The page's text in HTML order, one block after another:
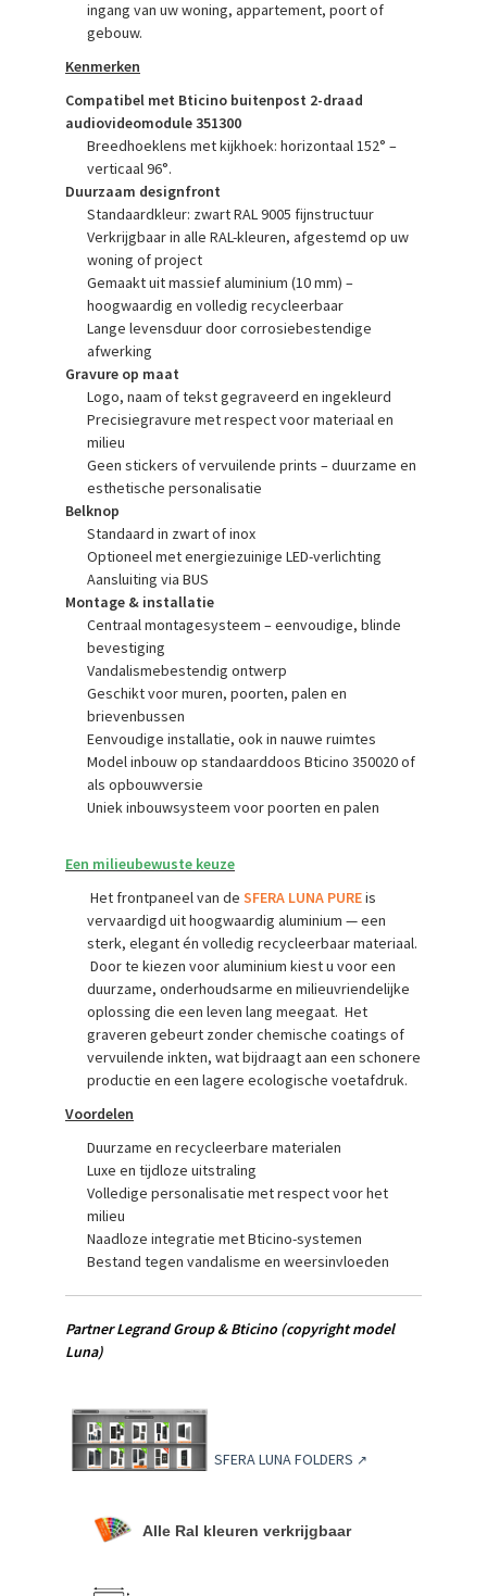
ingang van uw woning, appartement, poort of
gebouw.
Kenmerken
Compatibel met Bticino buitenpost 2-draad
audiovideomodule 351300
Breedhoeklens met kijkhoek: horizontaal 152° –
verticaal 96°.
Duurzaam designfront
Standaardkleur: zwart RAL 9005 fijnstructuur
Verkrijgbaar in alle RAL-kleuren, afgestemd op uw
woning of project
Gemaakt uit massief aluminium (10 mm) –
hoogwaardig en volledig recycleerbaar
Lange levensduur door corrosiebestendige
afwerking
Gravure op maat
Logo, naam of tekst gegraveerd en ingekleurd
Precisiegravure met respect voor materiaal en
milieu
Geen stickers of vervuilende prints – duurzame en
esthetische personalisatie
Belknop
Standaard in zwart of inox
Optioneel met energiezuinige LED-verlichting
Aansluiting via BUS
Montage & installatie
Centraal montagesysteem – eenvoudige, blinde
bevestiging
Vandalismebestendig ontwerp
Geschikt voor muren, poorten, palen en
brievenbussen
Eenvoudige installatie, ook in nauwe ruimtes
Model inbouw op standaarddoos Bticino 350020 of
als opbouwversie
Uniek inbouwsysteem voor poorten en palen
Een milieubewuste keuze
Het frontpaneel van de SFERA LUNA PUREis
vervaardigd uit hoogwaardig aluminium — een
sterk, elegant én volledig recycleerbaar materiaal.
Door te kiezen voor aluminium kiest u voor een
duurzame, onderhoudsarme en milieuvriendelijke
oplossing die een leven lang meegaat. Het
graveren gebeurt zonder chemische coatings of
vervuilende inkten, wat bijdraagt aan een schonere
productie en een lagere ecologische voetafdruk.
Voordelen
Duurzame en recycleerbare materialen
Luxe en tijdloze uitstraling
Volledige personalisatie met respect voor het
milieu
Naadloze integratie met Bticino-systemen
Bestand tegen vandalisme en weersinvloeden
Partner Legrand Group & Bticino (copyright model
Luna)
SFERA LUNA FOLDERS ↗
Alle Ral kleuren verkrijgbaar